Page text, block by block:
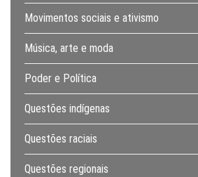
Movimentos sociais e ativismo
Música, arte e moda
Poder e Política
Questões indígenas
Questões raciais
Questões regionais